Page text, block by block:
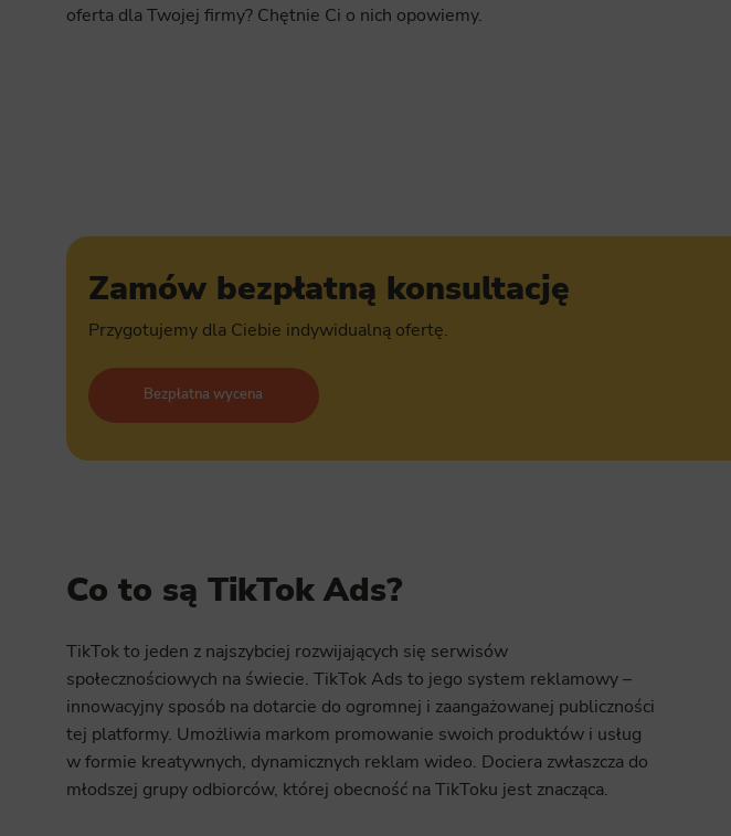
oferta dla Twojej firmy? Chętnie Ci o nich opowiemy.
Zamów bezpłatną konsultację
Przygotujemy dla Ciebie indywidualną ofertę.
Bezpłatna wycena
Co to są TikTok Ads?
TikTok to jeden z najszybciej rozwijających się serwisów
społecznościowych na świecie. TikTok Ads to jego system reklamowy –
innowacyjny sposób na dotarcie do ogromnej i zaangażowanej publiczności
tej platformy. Umożliwia markom promowanie swoich produktów i usług
w formie kreatywnych, dynamicznych reklam wideo. Dociera zwłaszcza do
młodszej grupy odbiorców, której obecność na TikToku jest znacząca.